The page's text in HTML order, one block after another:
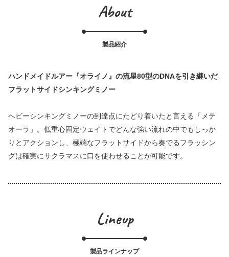
About
製品紹介
ハンドメイドルアー『オライノ』の流星80型のDNAを引き継いだ
フラットサイドシンキングミノー
ヘビーシンキングミノーの到達点にたどり着いたと言える「メテ
オーラ」。低重心固定ウェイトでどんな強い流れの中でもしっか
りとアクションし、極端なフラットサイドから奏でるフラッシン
グは確実にサクラマスに口を使わせることが可能です。
Lineup
製品ラインナップ